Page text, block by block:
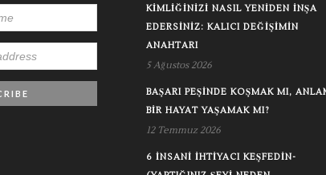
KIMLIĞINIZI NASIL YENIDEN İNŞA
EDERSINIZ: KALICI DEĞIŞIMIN
ANAHTARI
5 Ağustos 2026
BAŞARI PEŞINDE KOŞMAK MI,
BIR HAYAT YAŞAMAK MI?
12 Temmuz 2026
6 İNSANI İHTIYACI KEŞFEDIN-